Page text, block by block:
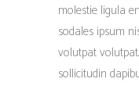
molestie ligula
sodales ipsum
volutpat
sollicitudin